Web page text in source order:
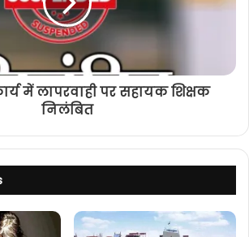
में लापरवाही पर सहायक शिक्षक
निलंबित